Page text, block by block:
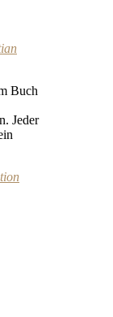
Buch
Jeder